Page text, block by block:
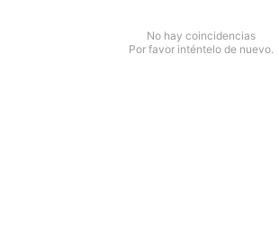
No hay coincidencias
Por favor inténtelo de nuevo.